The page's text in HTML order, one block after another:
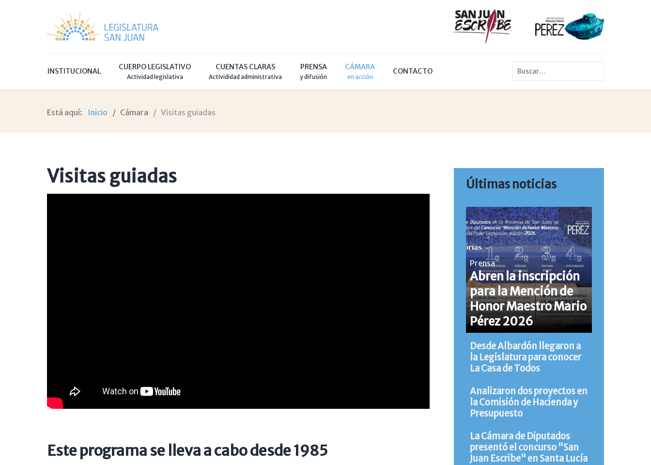
INSTITUCIONAL CUERPO LEGISLATIVO
Actividad legislativa
CUENTAS CLARAS
Activididad administrativa
PRENSA
y difusión
CÁMARA
en acción
CONTACTO Buscar
Está aquí: Inicio Cámara Visitas guiadas
Visitas guiadas
Este programa se lleva a cabo desde 1985
Últimas noticias
Prensa
Abren la inscripción
para la Mención de
Honor Maestro Mario
Pérez 2026
Desde Albardón llegaron a
la Legislatura para conocer
La Casa de Todos
Analizaron dos proyectos en
la Comisión de Hacienda y
Presupuesto
La Cámara de Diputados
presentó el concurso "San
Juan Escribe" en Santa Lucía